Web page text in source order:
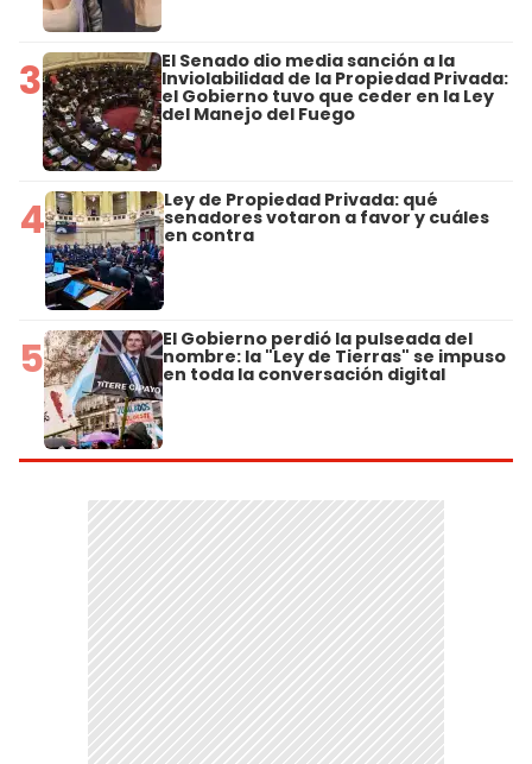
3 El Senado dio media sanción a la
Inviolabilidad de la Propiedad Privada:
el Gobierno tuvo que ceder en la Ley
del Manejo del Fuego
4 Ley de Propiedad Privada: qué
senadores votaron a favor y cuáles
en contra
5 El Gobierno perdió la pulseada del
nombre: la "Ley de Tierras" se impuso
en toda la conversación digital